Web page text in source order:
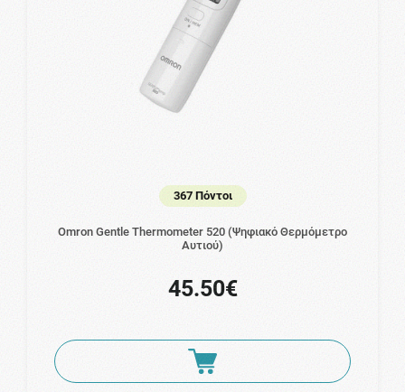
367 Πόντοι
Omron Gentle Thermometer 520 (Ψηφιακό Θερμόμετρο
Αυτιού)
45.50€